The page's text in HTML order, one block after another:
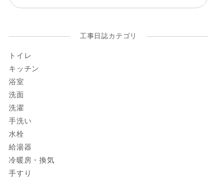
工事日誌カテゴリ
トイレ
キッチン
浴室
洗面
洗濯
手洗い
水栓
給湯器
冷暖房・換気
手すり